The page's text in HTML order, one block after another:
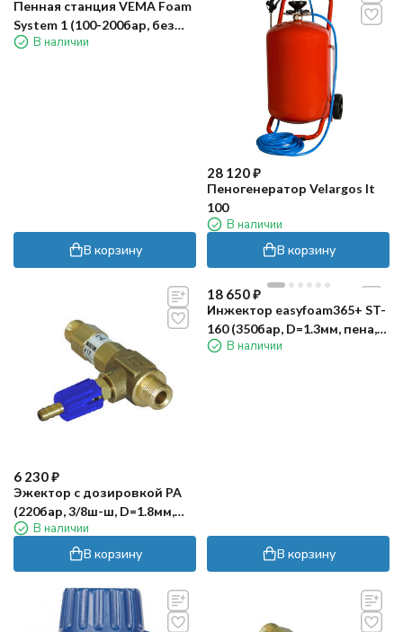
Пенная станция VEMA Foam
System 1 (100-200бар, без
возд, 2 хим.ср)
В наличии
В корзину
28 120₽
Пеногенератор Velargos It
100
В наличии
В корзину
6 230₽
Эжектор с дозировкой PA
(220бар, 3/8ш-ш, D=1.8мм,
лат, синий, удлин)
В наличии
В корзину
18 650₽
Инжектор easyfoam365+ ST-
160 (350бар, D=1.3мм, пена,
вент. ST-161)
В наличии
В корзину